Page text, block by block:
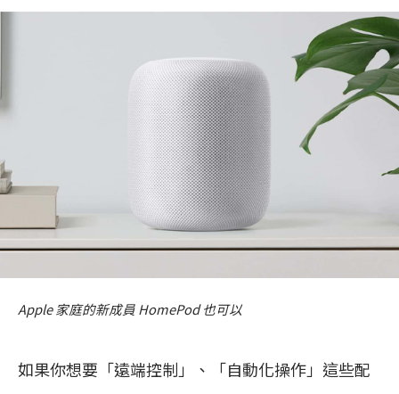
Apple 家庭的新成員 HomePod 也可以
如果你想要「遠端控制」、「自動化操作」這些配